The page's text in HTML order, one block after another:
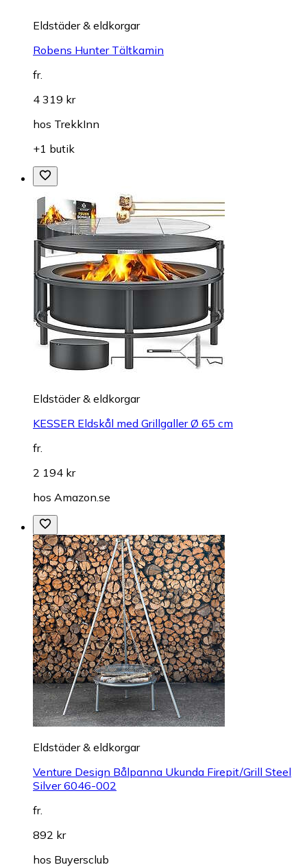
Eldstäder & eldkorgar
Robens Hunter Tältkamin
fr.
4 319 kr
hos TrekkInn
+1 butik
Eldstäder & eldkorgar
KESSER Eldskål med Grillgaller Ø 65 cm
fr.
2 194 kr
hos Amazon.se
Eldstäder & eldkorgar
Venture Design Bålpanna Ukunda Firepit/Grill Steel
Silver 6046-002
fr.
892 kr
hos Buyersclub